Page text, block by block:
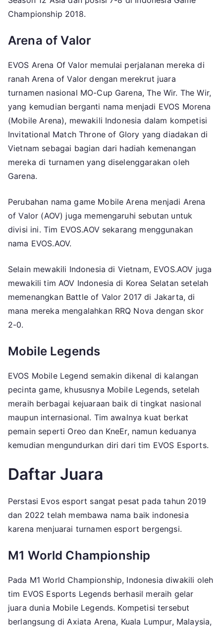
Championship 2018.
Arena of Valor
EVOS Arena Of Valor memulai perjalanan mereka di
ranah Arena of Valor dengan merekrut juara
turnamen nasional MO-Cup Garena, The Wir. The Wir,
yang kemudian berganti nama menjadi EVOS Morena
(Mobile Arena), mewakili Indonesia dalam kompetisi
Invitational Match Throne of Glory yang diadakan di
Vietnam sebagai bagian dari hadiah kemenangan
mereka di turnamen yang diselenggarakan oleh
Garena.
Perubahan nama game Mobile Arena menjadi Arena
of Valor (AOV) juga memengaruhi sebutan untuk
divisi ini. Tim EVOS.AOV sekarang menggunakan
nama EVOS.AOV.
Selain mewakili Indonesia di Vietnam, EVOS.AOV juga
mewakili tim AOV Indonesia di Korea Selatan setelah
memenangkan Battle of Valor 2017 di Jakarta, di
mana mereka mengalahkan RRQ Nova dengan skor
2-0.
Mobile Legends
EVOS Mobile Legend semakin dikenal di kalangan
pecinta game, khususnya Mobile Legends, setelah
meraih berbagai kejuaraan baik di tingkat nasional
maupun internasional. Tim awalnya kuat berkat
pemain seperti Oreo dan KneEr, namun keduanya
kemudian mengundurkan diri dari tim EVOS Esports.
Daftar Juara
Perstasi Evos esport sangat pesat pada tahun 2019
dan 2022 telah membawa nama baik indonesia
karena menjuarai turnamen esport bergengsi.
M1 World Championship
Pada M1 World Championship, Indonesia diwakili oleh
tim EVOS Esports Legends berhasil meraih gelar
juara dunia Mobile Legends. Kompetisi tersebut
berlangsung di Axiata Arena, Kuala Lumpur, Malaysia,